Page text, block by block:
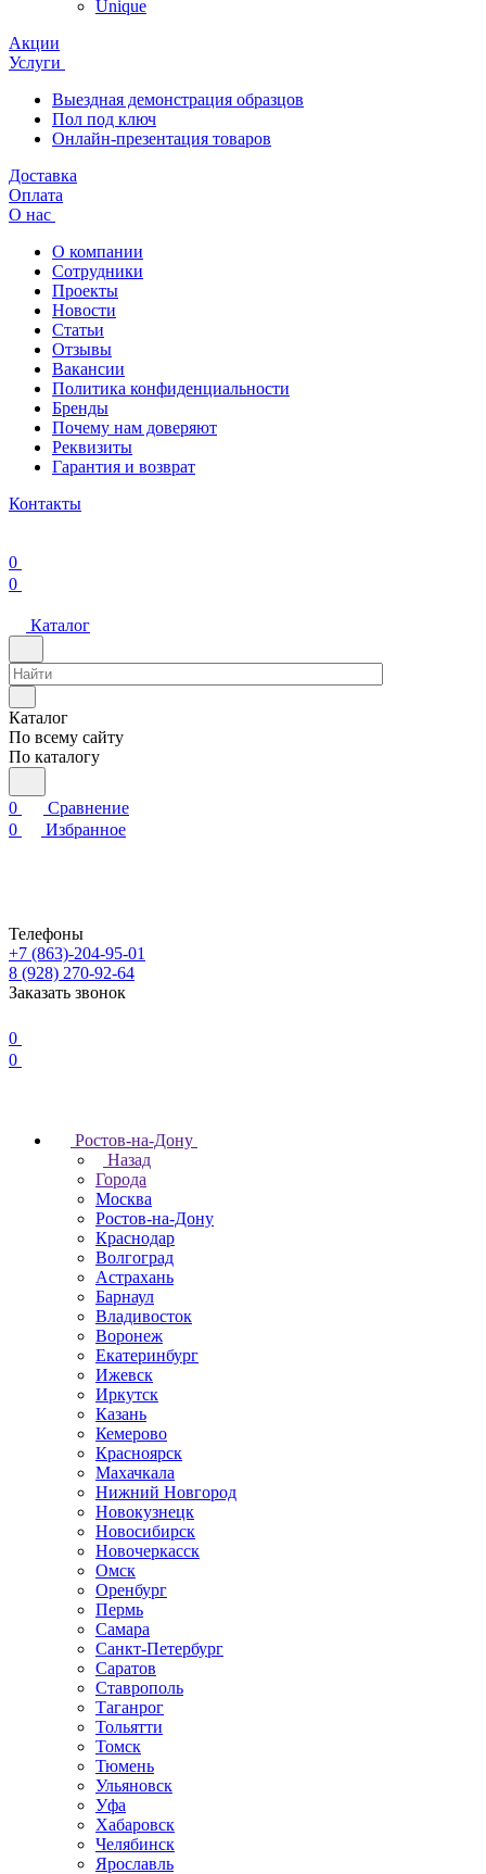
Unique
Акции
Услуги
Выездная демонстрация образцов
Пол под ключ
Онлайн-презентация товаров
Доставка
Оплата
О нас
О компании
Сотрудники
Проекты
Новости
Статьи
Отзывы
Вакансии
Политика конфиденциальности
Бренды
Почему нам доверяют
Реквизиты
Гарантия и возврат
Контакты
0
0
Каталог
Каталог
По всему сайту
По каталогу
0
Сравнение
0
Избранное
Телефоны
+7 (863)-204-95-01
8 (928) 270-92-64
Заказать звонок
0
0
Ростов-на-Дону
Назад
Города
Москва
Ростов-на-Дону
Краснодар
Волгоград
Астрахань
Барнаул
Владивосток
Воронеж
Екатеринбург
Ижевск
Иркутск
Казань
Кемерово
Красноярск
Махачкала
Нижний Новгород
Новокузнецк
Новосибирск
Новочеркаcск
Омск
Оренбург
Пермь
Самара
Санкт-Петербург
Саратов
Ставрополь
Таганрог
Тольятти
Томск
Тюмень
Ульяновск
Уфа
Хабаровск
Челябинск
Ярославль